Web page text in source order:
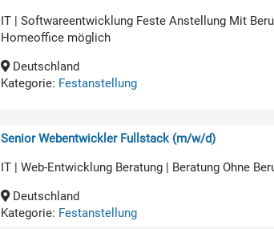
IT | Softwareentwicklung Feste Anstellung Mit
Homeoffice möglich
Deutschland
Kategorie: Festanstellung
Senior Webentwickler Fullstack (m/w/d)
IT | Web-Entwicklung Beratung | Beratung Ohne
Deutschland
Kategorie: Festanstellung